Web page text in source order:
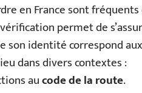
en France sont
permet de
son identité correspond aux
dans divers contextes :
aucode de la route.